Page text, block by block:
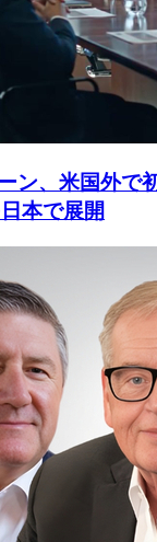
ン、米国外で
本で展開